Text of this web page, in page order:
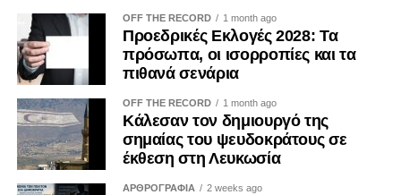
OFF THE RECORD 1 month ago
Προεδρικές Εκλογές 2028: Τα
πρόσωπα, οι ισορροπίες και τα
πιθανά σενάρια
OFF THE RECORD 1 month ago
Κάλεσαν τον δημιουργό της
σημαίας του ψευδοκράτους σε
έκθεση στη Λευκωσία
ΑΡΘΡΟΓΡΑΦΙΑ 2 weeks ago